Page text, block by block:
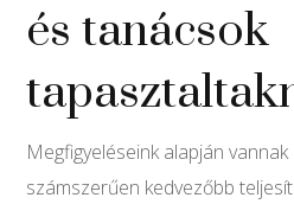
és tanácsok
Megfigyeléseink alapján
számszerűen kedvezőbb